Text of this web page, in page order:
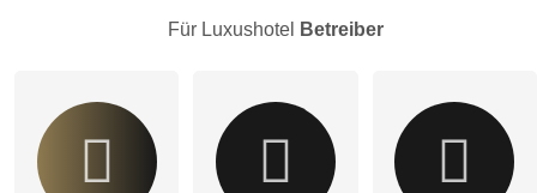
Für Luxushotel Betreiber